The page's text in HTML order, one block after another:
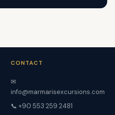
CONTACT
✉
info@marmarisexcursions.com
📞 +90 553 259 2481